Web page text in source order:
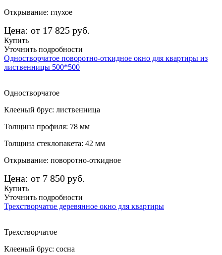
Открывание: глухое
Цена: от 17 825 руб.
Купить
Уточнить подробности
Одностворчатое поворотно-откидное окно для квартиры из
лиственницы 500*500
Одностворчатое
Клееный брус: лиственница
Толщина профиля: 78 мм
Толщина стеклопакета: 42 мм
Открывание: поворотно-откидное
Цена: от 7 850 руб.
Купить
Уточнить подробности
Трехстворчатое деревянное окно для квартиры
Трехстворчатое
Клееный брус: сосна